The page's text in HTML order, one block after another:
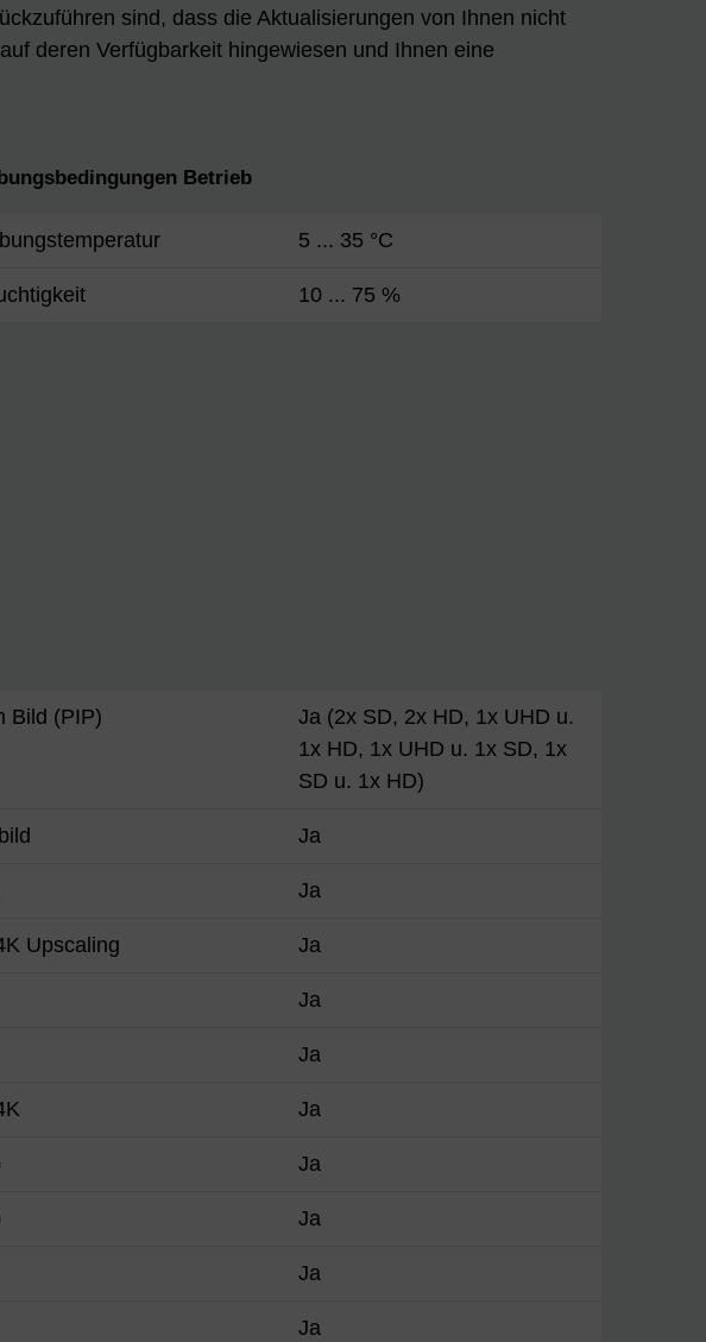
sind, dass die Aktualisierungen von Ihnen nicht
deren Verfügbarkeit hingewiesen und Ihnen eine
Betrieb
5 ... 35 °C
10 ... 75 %
Bild (PIP)
Ja (2x SD, 2x HD, 1x UHD u.
1x HD, 1x UHD u. 1x SD, 1x
SD u. 1x HD)
Ja
Ja
Upscaling Ja
Ja
Ja
Ja
Ja
Ja
Ja
Ja